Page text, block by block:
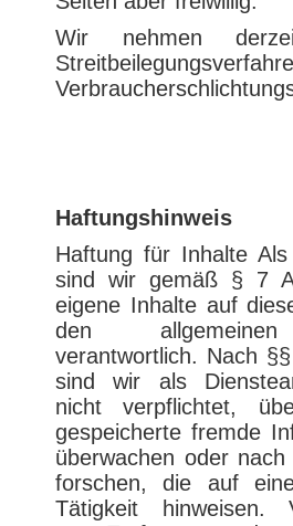
Wir nehmen
Haftungshinweis
Haftung für Inhalte Als
sind wir gemäß § 7
eigene Inhalte auf
den
verantwortlich. Nach
sind wir als
nicht verpflichtet,
gespeicherte fremde
überwachen oder
forschen, die auf
Tätigkeit hinweisen.